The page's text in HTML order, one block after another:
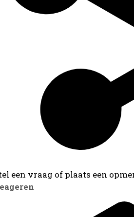
een vraag of plaats een